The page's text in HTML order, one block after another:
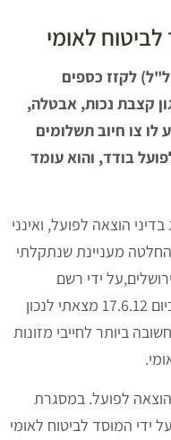
לאומי
לקזז כספים
קצבת נכות, אבטלה,
צו חיוב תשלומים
בודד, והוא עומד
הוצאה לפועל, ואינני
מעניינת שנתקלתי
ידי רשם
ההוצאה לפועל הנכבד, קטוביץ שחר, ביום 17.6.12 מצאתי לנכון
ביותר לחייבי מזונות
לפועל. במסגרת
ידי המוסד לביטוח לאומי